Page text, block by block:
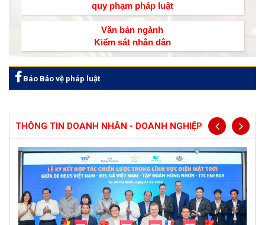
quy phạm pháp luật
Văn bản ngành
Kiểm sát nhân dân
Báo Bảo vệ pháp luật
THÔNG TIN DOANH NHÂN - DOANH NGHIỆP